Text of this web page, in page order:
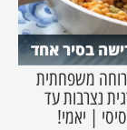
בסיר אחד
משפחתית
נצרבות עד
| יאמי!